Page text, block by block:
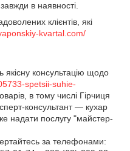
завжди в наявності.
клієнтів, які
kvartal.com/
якісну консультацію щодо
spetsii-suhie-
в тому числі Гірчиця
консультант — кухар
надати послугу "майстер-
за телефонами: